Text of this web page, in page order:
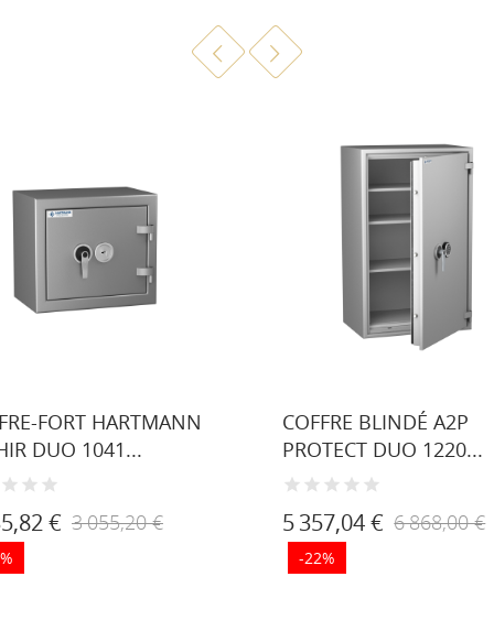
FORT HARTMANN
DUO 1041...
€ 3 055,20 €
COFFRE BLINDÉ A2P
PROTECT DUO 1220...
5 357,04 € 6 868,00 €
-22%